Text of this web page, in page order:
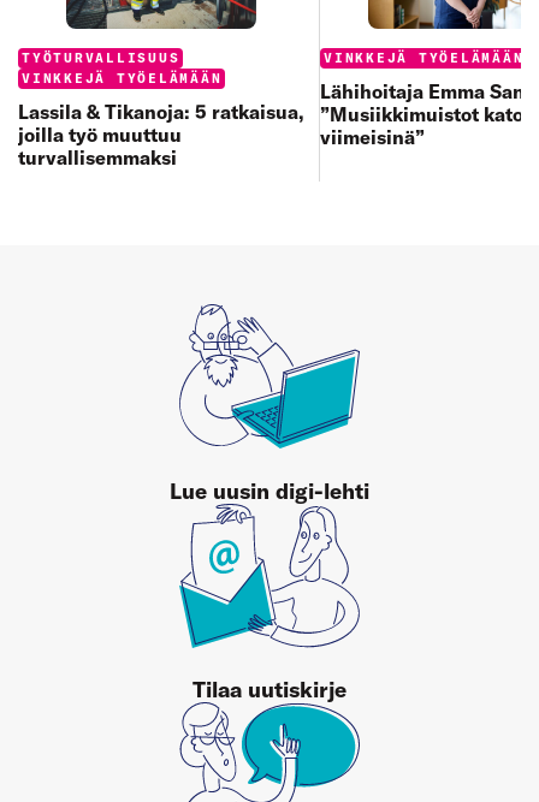
Categories:
TYÖTURVALLISUUS
VINKKEJÄ TYÖELÄMÄÄN
Lassila & Tikanoja: 5 ratkaisua,
joilla työ muuttuu
turvallisemmaksi
Categories:
VINKKEJÄ TYÖELÄMÄÄN
Lähihoitaja Emma
”Musiikkimuistot
viimeisinä”
Lue uusin digi-lehti
Tilaa uutiskirje